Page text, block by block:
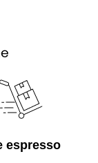
espresso